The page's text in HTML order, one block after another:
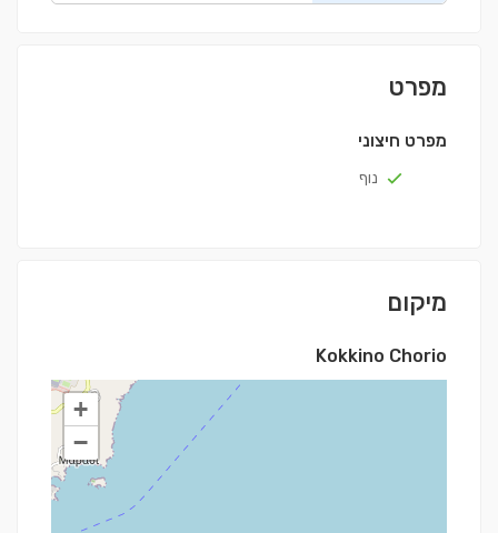
מפרט
מפרט חיצוני
נוף
מיקום
Kokkino Chorio
+
−